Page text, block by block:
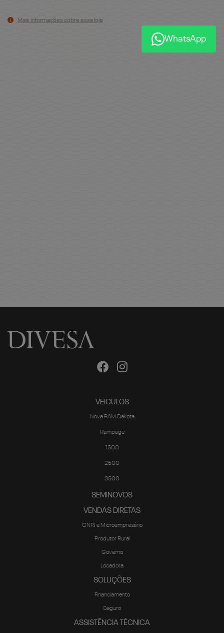
Mais informações sobre essa loja
VEICULOS
Nova RAM Dakota
Rampage
1500
2500
3500
SEMINOVOS
VENDAS DIRETAS
CNPJ e Microempresário
Produtor Rural
Governo
Locadora
SOLUÇÕES
Financiamento
Seguro
ASSISTÊNCIA TÉCNICA
WhatsApp